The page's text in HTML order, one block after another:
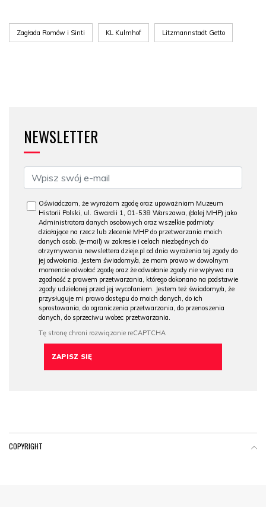
Zagłada Romów i Sinti KL Kulmhof Litzmannstadt Getto
NEWSLETTER
Oświadczam, że wyrażam zgodę oraz upoważniam Muzeum
Historii Polski, ul. Gwardii 1, 01-538 Warszawa, (dalej MHP) jako
Administratora danych osobowych oraz wszelkie podmioty
działające na rzecz lub zlecenie MHP do przetwarzania moich
danych osob. (e-mail) w zakresie i celach niezbędnych do
otrzymywania newslettera dzieje.pl od dnia wyrażenia tej zgody do
jej odwołania. Jestem świadomy/a, że mam prawo w dowolnym
momencie odwołać zgodę oraz że odwołanie zgody nie wpływa na
zgodność z prawem przetwarzania, którego dokonano na podstawie
zgody udzielonej przed jej wycofaniem. Jestem też świadomy/a, że
przysługuje mi prawo dostępu do moich danych, do ich
sprostowania, do ograniczenia przetwarzania, do przenoszenia
danych, do sprzeciwu wobec przetwarzania.
COPYRIGHT